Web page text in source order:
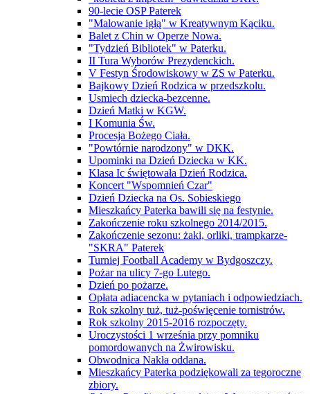
90-lecie OSP Paterek
"Malowanie igłą" w Kreatywnym Kąciku.
Balet z Chin w Operze Nowa.
"Tydzień Bibliotek" w Paterku.
II Tura Wyborów Prezydenckich.
V Festyn Środowiskowy w ZS w Paterku.
Bajkowy Dzień Rodzica w przedszkolu.
Usmiech dziecka-bezcenne.
Dzień Matki w KGW.
I Komunia Św.
Procesja Bożego Ciała.
"Powtórnie narodzony" w DKK.
Upominki na Dzień Dziecka w KK.
Klasa Ic świętowała Dzień Rodzica.
Koncert "Wspomnień Czar"
Dzień Dziecka na Os. Sobieskiego
Mieszkańcy Paterka bawili się na festynie.
Zakończenie roku szkolnego 2014/2015.
Zakończenie sezonu: żaki, orliki, trampkarze-
"SKRA" Paterek
Turniej Football Academy w Bydgoszczy.
Pożar na ulicy 7-go Lutego.
Dzień po pożarze.
Opłata adiacencka w pytaniach i odpowiedziach.
Rok szkolny tuż, tuż-poświęcenie tornistrów.
Rok szkolny 2015-2016 rozpoczęty.
Uroczystości 1 września przy pomniku
pomordowanych na Żwirowisku.
Obwodnica Nakła oddana.
Mieszkańcy Paterka podziękowali za tegoroczne
zbiory.